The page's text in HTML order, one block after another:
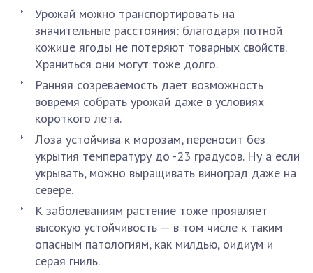
Урожай можно транспортировать на
значительные расстояния: благодаря потной
кожице ягоды не потеряют товарных свойств.
Храниться они могут тоже долго.
Ранняя созреваемость дает возможность
вовремя собрать урожай даже в условиях
короткого лета.
Лоза устойчива к морозам, переносит без
укрытия температуру до -23 градусов. Ну а если
укрывать, можно выращивать виноград даже на
севере.
К заболеваниям растение тоже проявляет
высокую устойчивость — в том числе к таким
опасным патологиям, как милдью, оидиум и
серая гниль.